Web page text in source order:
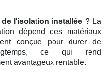
l'isolation installée ? La
dépend des matériaux
conçue pour durer de
ce qui rend
avantageux rentable.